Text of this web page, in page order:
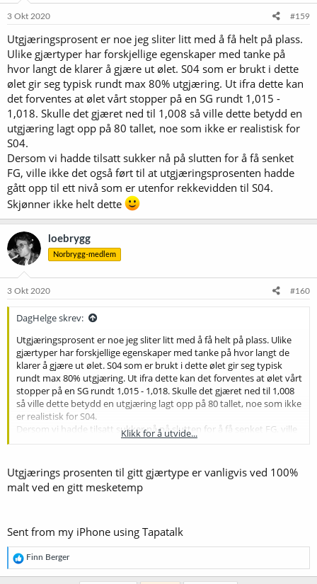
3 Okt 2020 #159
Utgjæringsprosent er noe jeg sliter litt med å få helt på plass.
Ulike gjærtyper har forskjellige egenskaper med tanke på
hvor langt de klarer å gjære ut ølet. S04 som er brukt i dette
ølet gir seg typisk rundt max 80% utgjæring. Ut ifra dette kan
det forventes at ølet vårt stopper på en SG rundt 1,015 -
1,018. Skulle det gjæret ned til 1,008 så ville dette betydd en
utgjæring lagt opp på 80 tallet, noe som ikke er realistisk for
S04.
Dersom vi hadde tilsatt sukker nå på slutten for å få senket
FG, ville ikke det også ført til at utgjæringsprosenten hadde
gått opp til ett nivå som er utenfor rekkevidden til S04.
Skjønner ikke helt dette
loebrygg
Norbrygg-medlem
3 Okt 2020 #160
DagHelge skrev:
Utgjæringsprosent er noe jeg sliter litt med å få helt på plass. Ulike
gjærtyper har forskjellige egenskaper med tanke på hvor langt de
klarer å gjære ut ølet. S04 som er brukt i dette ølet gir seg typisk
rundt max 80% utgjæring. Ut ifra dette kan det forventes at ølet vårt
stopper på en SG rundt 1,015 - 1,018. Skulle det gjæret ned til 1,008
så ville dette betydd en utgjæring lagt opp på 80 tallet, noe som ikke
er realistisk for S04.
Dersom vi hadde tilsatt sukker nå på slutten for å få senket FG, ville
ikke det også ført til at utgjæringsprosenten hadde gått opp til ett
Klikk for å utvide...
Utgjærings prosenten til gitt gjærtype er vanligvis ved 100%
malt ved en gitt mesketemp
Sent from my iPhone using Tapatalk
R
e
a
Finn Berger